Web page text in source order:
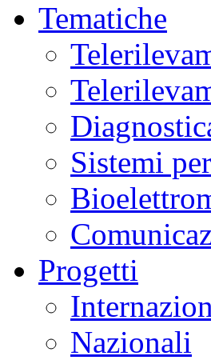
Tematiche
Sistemi
Progetti
Nazionali